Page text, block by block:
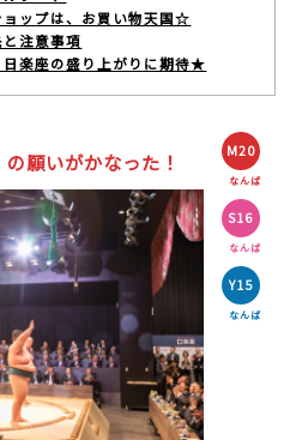
ップは、お買い物天国☆
注意事項
楽座の盛り上がりに期待★
願いがかなった！ M20
なんば
S16
なんば
Y15
なんば